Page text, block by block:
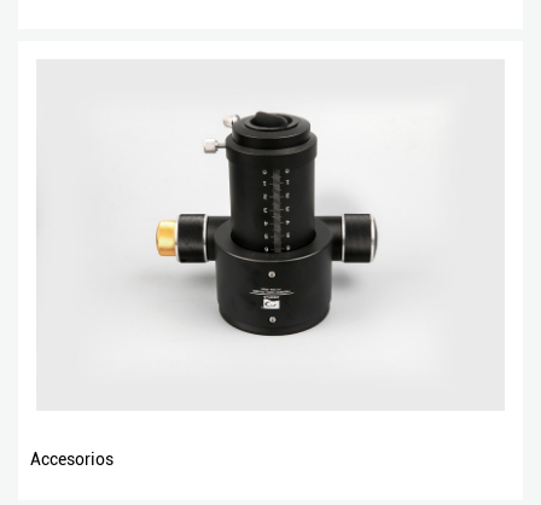
Accesorios